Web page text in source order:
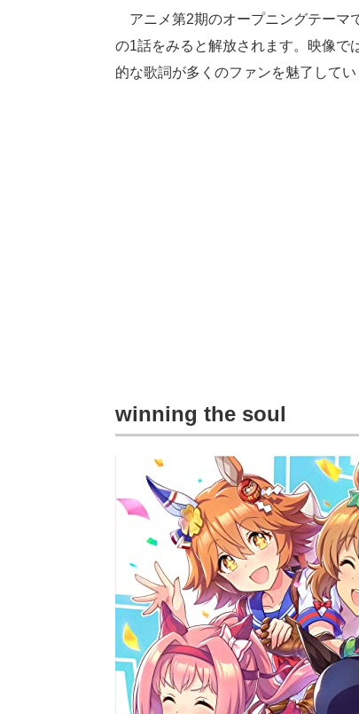
アニメ第2期のオープニングテーマ
の1話をみると解放されます。映像で
的な歌詞が多くのファンを魅了してい
winning the soul